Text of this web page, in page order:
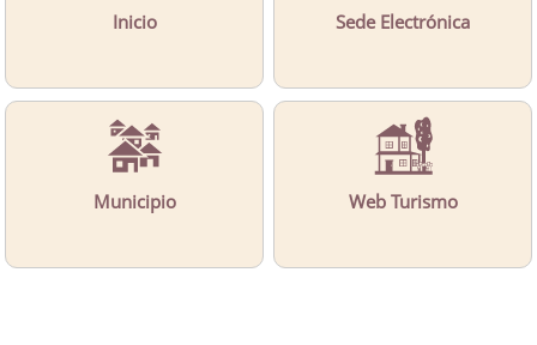
Inicio Sede Electrónica
Municipio Web Turismo